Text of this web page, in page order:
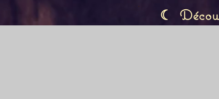
☾